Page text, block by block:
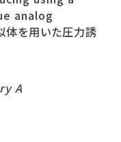
analog
体を用いた圧力誘
A